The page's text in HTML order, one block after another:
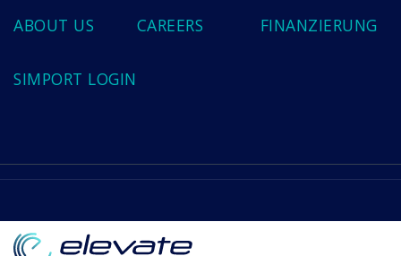
ABOUT US CAREERS FINANZIERUNG
SIMPORT LOGIN